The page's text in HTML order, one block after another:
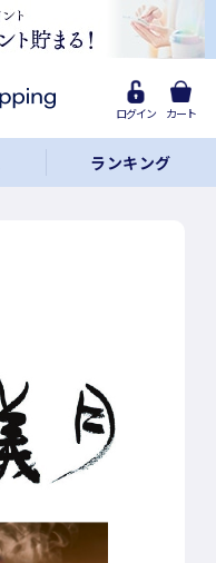
ログイン カート
ランキング